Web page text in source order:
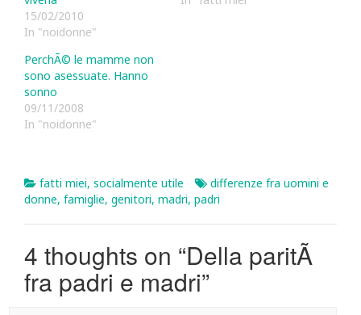
15/02/2010
In "noidonne"
PerchÃ© le mamme non
sono asessuate. Hanno
sonno
09/11/2008
In "noidonne"
fatti miei, socialmente utile
differenze fra uomini e
donne, famiglie, genitori, madri, padri
4 thoughts on “Della paritÃ
fra padri e madri”